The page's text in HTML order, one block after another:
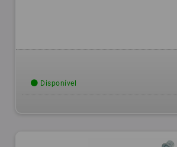
Disponível